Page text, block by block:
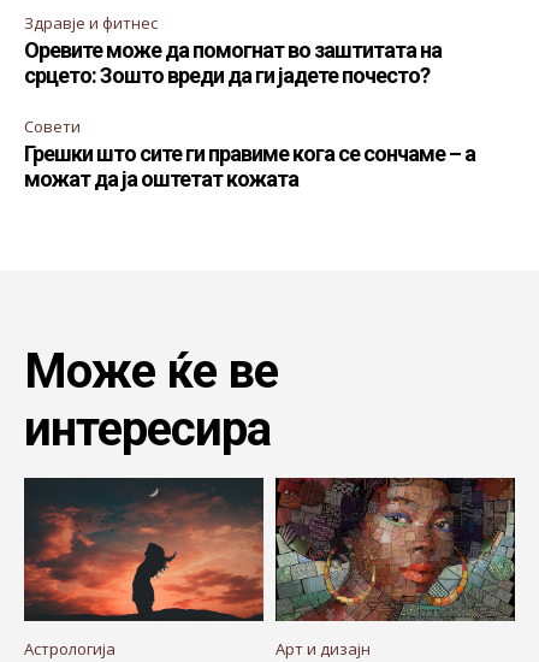
Здравје и фитнес
Оревите може да помогнат во заштитата на
срцето: Зошто вреди да ги јадете почесто?
Совети
Грешки што сите ги правиме кога се сончаме – а
можат да ја оштетат кожата
Може ќе ве
интересира
Астрологија Арт и дизајн